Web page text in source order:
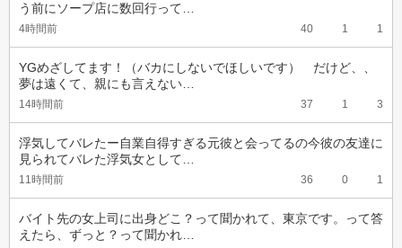
う前にソープ店に数回行って…
4時間前 40 1 1
YGめざしてます！（バカにしないでほしいです）　だけど、、
夢は遠くて、親にも言えない…
14時間前 37 1 3
浮気してバレたー自業自得すぎる元彼と会ってるの今彼の友達に
見られてバレた浮気女として…
11時間前 36 0 1
バイト先の女上司に出身どこ？って聞かれて、東京です。って答
えたら、ずっと？って聞かれ…